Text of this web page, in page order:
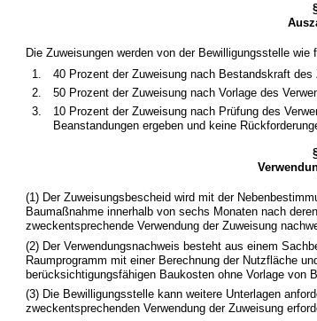
Die Zuweisungen werden von der Bewilligungsstelle wie
1.
40 Prozent der Zuweisung nach Bestandskraft des
2.
50 Prozent der Zuweisung nach Vorlage des
3.
10 Prozent der Zuweisung nach Prüfung des
Beanstandungen ergeben und keine
(1) Der Zuweisungsbescheid wird mit der
Baumaßnahme innerhalb von sechs Monaten nach
zweckentsprechende Verwendung der Zuweisung
(2) Der Verwendungsnachweis besteht aus einem
Raumprogramm mit einer Berechnung der Nutzfläche
berücksichtigungsfähigen Baukosten ohne Vorlage von
(3) Die Bewilligungsstelle kann weitere Unterlagen
zweckentsprechenden Verwendung der Zuweisung